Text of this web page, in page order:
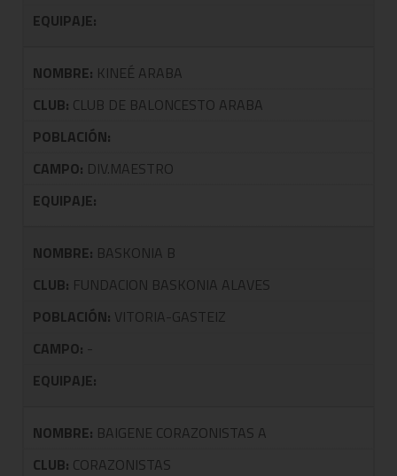
EQUIPAJE:
NOMBRE: KINEÉ ARABA
CLUB: CLUB DE BALONCESTO ARABA
POBLACIÓN:
CAMPO: DIV.MAESTRO
EQUIPAJE:
NOMBRE: BASKONIA B
CLUB: FUNDACION BASKONIA ALAVES
POBLACIÓN: VITORIA-GASTEIZ
CAMPO: -
EQUIPAJE:
NOMBRE: BAIGENE CORAZONISTAS A
CLUB: CORAZONISTAS